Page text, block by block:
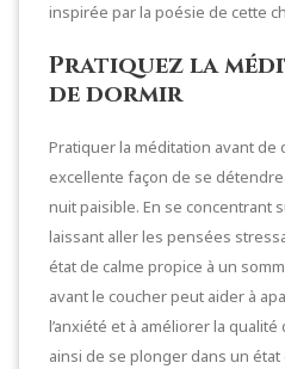
inspirée par la poésie de cette
Pratiquez la
de dormir
Pratiquer la méditation avant
excellente façon de se
nuit paisible. En se concentrant
laissant aller les pensées
état de calme propice à un
avant le coucher peut aider à
l’anxiété et à améliorer la
ainsi de se plonger dans un